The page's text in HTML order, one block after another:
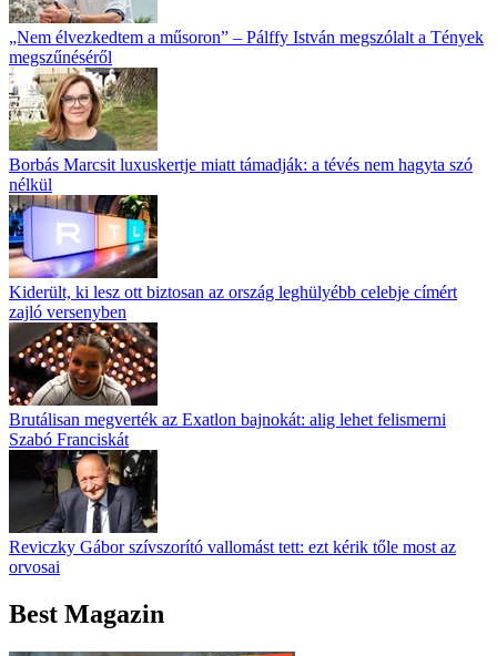
„Nem élvezkedtem a műsoron” – Pálffy István megszólalt a Tények
megszűnéséről
Borbás Marcsit luxuskertje miatt támadják: a tévés nem hagyta szó
nélkül
Kiderült, ki lesz ott biztosan az ország leghülyébb celebje címért
zajló versenyben
Brutálisan megverték az Exatlon bajnokát: alig lehet felismerni
Szabó Franciskát
Reviczky Gábor szívszorító vallomást tett: ezt kérik tőle most az
orvosai
Best Magazin